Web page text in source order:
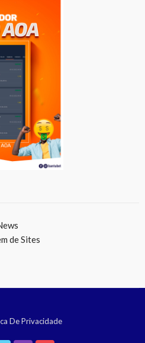
de Sites
De Privacidade